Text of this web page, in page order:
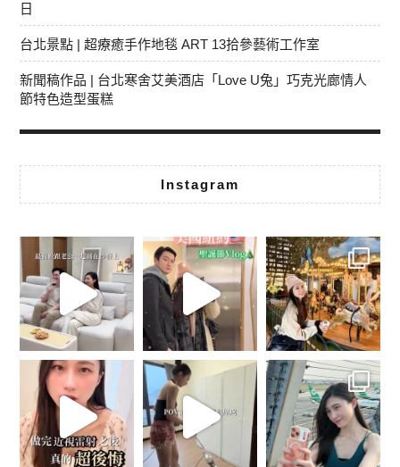
日
台北景點 | 超療癒手作地毯 ART 13拾參藝術工作室
新聞稿作品 | 台北寒舍艾美酒店「Love U兔」巧克光廊情人
節特色造型蛋糕
Instagram